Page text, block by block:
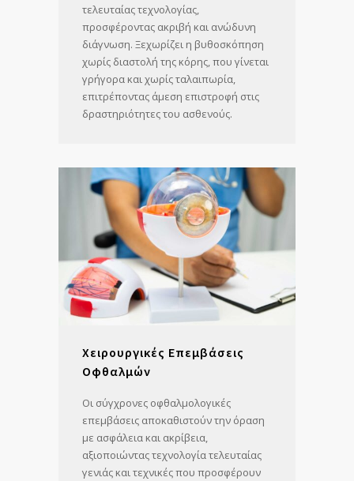
τελευταίας τεχνολογίας,
προσφέροντας ακριβή και ανώδυνη
διάγνωση. Ξεχωρίζει η βυθοσκόπηση
χωρίς διαστολή της κόρης, που γίνεται
γρήγορα και χωρίς ταλαιπωρία,
επιτρέποντας άμεση επιστροφή στις
δραστηριότητες του ασθενούς.
Χειρουργικές Επεμβάσεις
Οφθαλμών
Οι σύγχρονες οφθαλμολογικές
επεμβάσεις αποκαθιστούν την όραση
με ασφάλεια και ακρίβεια,
αξιοποιώντας τεχνολογία τελευταίας
γενιάς και τεχνικές που προσφέρουν